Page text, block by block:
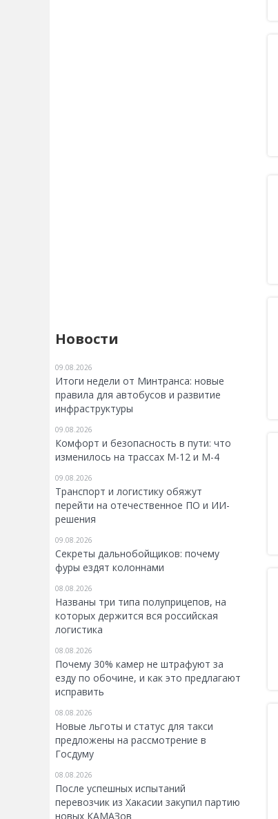
Новости
09.08.2026
Итоги недели от Минтранса: новые
правила для автобусов и развитие
инфраструктуры
09.08.2026
Комфорт и безопасность в пути: что
изменилось на трассах М-12 и М-4
09.08.2026
Транспорт и логистику обяжут
перейти на отечественное ПО и ИИ-
решения
09.08.2026
Секреты дальнобойщиков: почему
фуры ездят колоннами
08.08.2026
Названы три типа полуприцепов, на
которых держится вся российская
логистика
08.08.2026
Почему 30% камер не штрафуют за
езду по обочине, и как это предлагают
исправить
08.08.2026
Новые льготы и статус для такси
предложены на рассмотрение в
Госдуму
08.08.2026
После успешных испытаний
перевозчик из Хакасии закупил партию
новых КАМАЗов